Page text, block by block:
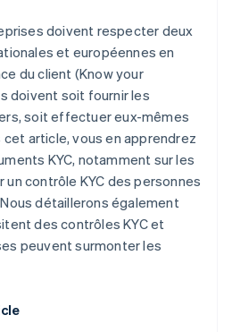
doivent respecter deux
et européennes en
du client (Know your
doivent soit fournir les
soit effectuer eux-mêmes
article, vous en apprendrez
KYC, notamment sur les
contrôle KYC des personnes
détaillerons également
des contrôles KYC et
peuvent surmonter les